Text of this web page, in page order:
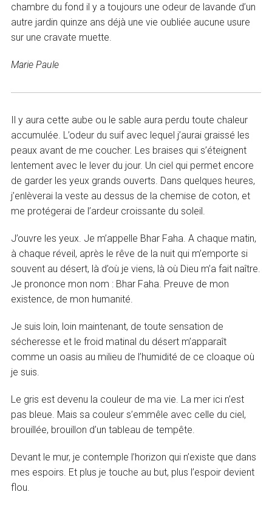
chambre du fond il y a toujours une odeur de lavande d’un
autre jardin quinze ans déjà une vie oubliée aucune usure
sur une cravate muette.
Marie Paule
Il y aura cette aube ou le sable aura perdu toute chaleur
accumulée. L’odeur du suif avec lequel j’aurai graissé les
peaux avant de me coucher. Les braises qui s’éteignent
lentement avec le lever du jour. Un ciel qui permet encore
de garder les yeux grands ouverts. Dans quelques heures,
j’enlèverai la veste au dessus de la chemise de coton, et
me protégerai de l’ardeur croissante du soleil.
J’ouvre les yeux. Je m’appelle Bhar Faha. A chaque matin,
à chaque réveil, après le rêve de la nuit qui m’emporte si
souvent au désert, là d’où je viens, là où Dieu m’a fait naître.
Je prononce mon nom : Bhar Faha. Preuve de mon
existence, de mon humanité.
Je suis loin, loin maintenant, de toute sensation de
sécheresse et le froid matinal du désert m’apparaît
comme un oasis au milieu de l’humidité de ce cloaque où
je suis.
Le gris est devenu la couleur de ma vie. La mer ici n’est
pas bleue. Mais sa couleur s’emmêle avec celle du ciel,
brouillée, brouillon d’un tableau de tempête.
Devant le mur, je contemple l’horizon qui n’existe que dans
mes espoirs. Et plus je touche au but, plus l’espoir devient
flou.